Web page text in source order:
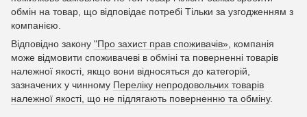
обмін на товар, що відповідає потребі Тільки за узгодженням з
компанією.
Відповідно закону "Про захист прав споживачів» , компанія
може відмовити споживачеві в обміні та поверненні товарів
належної якості, якщо вони відносяться до категорій,
зазначених у чинному Переліку непродовольчих товарів
належної якості, що не підлягають поверненню та обміну.